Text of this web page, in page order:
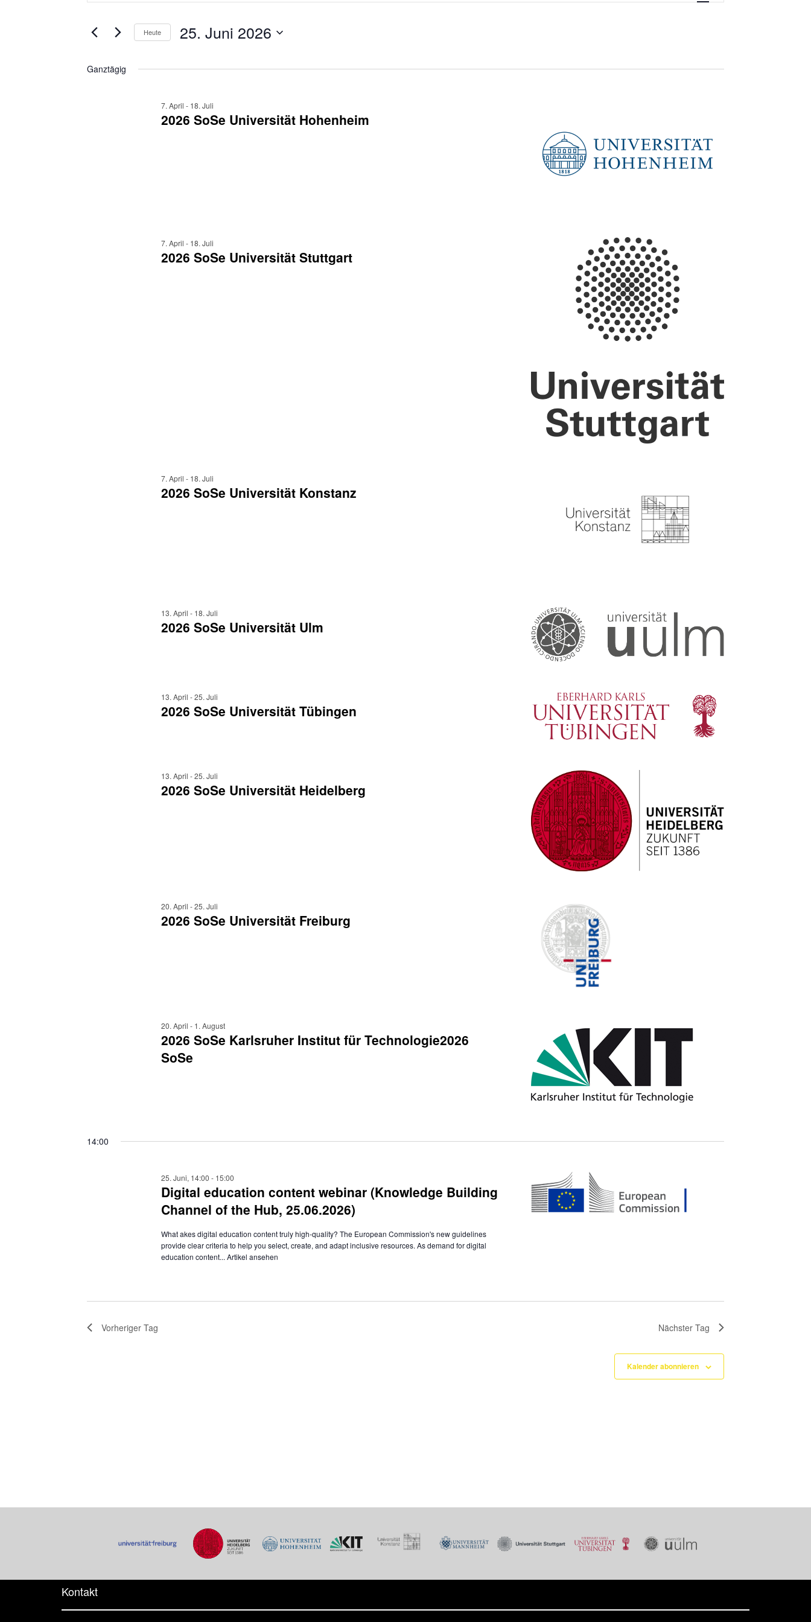
25.
Juni
Ansichten,
eingeben.
nach
Veranstaltungen
Navigation
Heute 25. Juni 2026
Ganztägig
2026 SoSe Universität Hohenheim
7. April - 18. Juli
2026 SoSe Universität Stuttgart
7. April - 18. Juli
2026 SoSe Universität Konstanz
7. April - 18. Juli
2026 SoSe Universität Ulm
13. April - 18. Juli
2026 SoSe Universität Tübingen
13. April -25. Juli
2026 SoSe Universität Heidelberg
13. April -25. Juli
2026 SoSe Universität Freiburg
20. April -25. Juli
2026 SoSe Karlsruher Institut für Technologie2026
SoSe
20. April - 1. August
14:00
Digital education content webinar (Knowledge Building
Channel of the Hub, 25.06.2026)
25. Juni, 14:00 - 15:00
What akes digital education content truly high-quality? The European Commission's new guidelines
provide clear criteria to help you select, create, and adapt inclusive resources. As demand for digital
education content... Artikel ansehen
Vorheriger Tag Nächster Tag
Kalender abonnieren
Kontakt